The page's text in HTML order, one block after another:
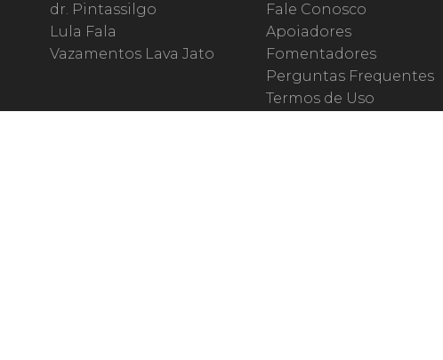
dr. Pintassilgo
Lula Fala
Vazamentos Lava Jato
Fale Conosco
Apoiadores
Fomentadores
Perguntas Frequentes
Termos de Uso